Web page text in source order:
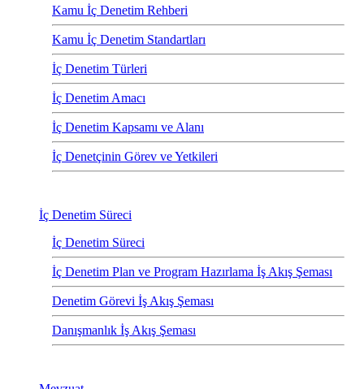
Kamu İç Denetim Rehberi
Kamu İç Denetim Standartları
İç Denetim Türleri
İç Denetim Amacı
İç Denetim Kapsamı ve Alanı
İç Denetçinin Görev ve Yetkileri
İç Denetim Süreci
İç Denetim Süreci
İç Denetim Plan ve Program Hazırlama İş Akış Şeması
Denetim Görevi İş Akış Şeması
Danışmanlık İş Akış Şeması